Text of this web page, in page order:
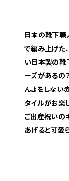
日本の靴下職
で編み上げた
い日本製の靴
ーズがあるの
んよをしない
タイルがお
ご出産祝いの
あげると可愛